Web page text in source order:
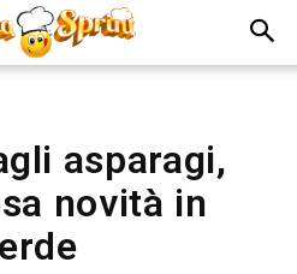
asparagi,
novità in